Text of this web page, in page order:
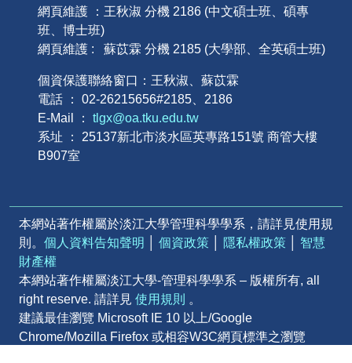
網頁維護 ：王秋淑 分機 2186 (中文碩士班、碩專
班、博士班)
網頁維護 : 蘇苡霖 分機 2185 (大學部、全英碩士班)
個資保護聯絡窗口：王秋淑、蘇苡霖
電話 ： 02-26215656#2185、2186
E-Mail ： tlgx@oa.tku.edu.tw
系址 ： 25137新北市淡水區英專路151號 商管大樓
B907室
本網站著作權屬於淡江大學管理科學學系，請詳見使用規
則。 個人資料告知聲明 個資政策 隱私權政策
智慧
財產權
本網站著作權屬淡江大學-管理科學學系 – 版權所有, all
right reserve. 請詳見 使用規則 。
建議最佳瀏覽 Microsoft IE 10 以上/Google
Chrome/Mozilla Firefox 或相容W3C網頁標準之瀏覽